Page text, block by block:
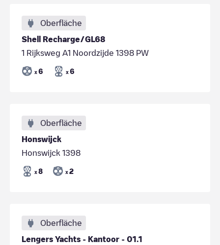
Oberfläche
Shell Recharge/GL68
1 Rijksweg A1 Noordzijde 1398 PW
x 6 x 6
Oberfläche
Honswijck
Honswijck 1398
x 8 x 2
Oberfläche
Lengers Yachts - Kantoor - 01.1